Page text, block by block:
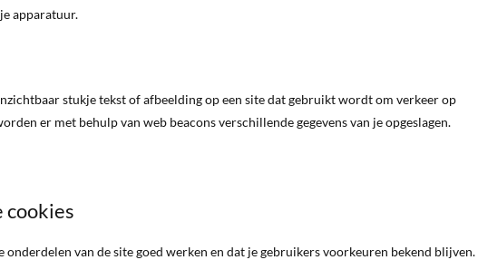
apparatuur.
stukje tekst of afbeelding op een site dat gebruikt wordt om verkeer op
er met behulp van web beacons verschillende gegevens van je opgeslagen.
cookies
onderdelen van de site goed werken en dat je gebruikers voorkeuren bekend blijven.